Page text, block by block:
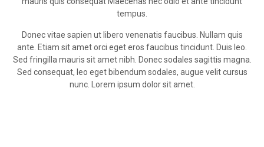
tempus.
Donec vitae sapien ut libero venenatis faucibus. Nullam quis
ante. Etiam sit amet orci eget eros faucibus tincidunt. Duis leo.
Sed fringilla mauris sit amet nibh. Donec sodales sagittis magna.
Sed consequat, leo eget bibendum sodales, augue velit cursus
nunc. Lorem ipsum dolor sit amet.